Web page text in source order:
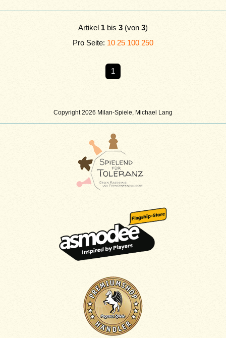
Copyright 2026 Milan-Spiele, Michael Lang
Artikel 1 bis 3 (von 3)
Pro Seite: 10 25 100 250
1